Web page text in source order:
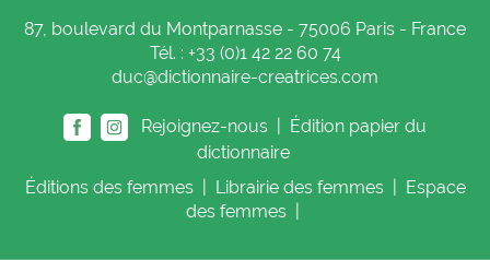
87, boulevard du Montparnasse - 75006 Paris - France
Tél. : +33 (0)1 42 22 60 74
duc@dictionnaire-creatrices.com
Rejoignez-nous |
Édition papier du
dictionnaire
Éditions des femmes Librairie des femmes
Espace
des femmes